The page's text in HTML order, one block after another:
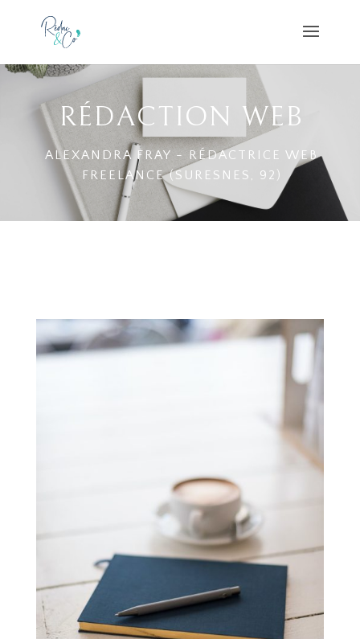
RÉDACTION WEB
ALEXANDRA FRAY - RÉDACTRICE WEB
FREELANCE (SURESNES, 92)